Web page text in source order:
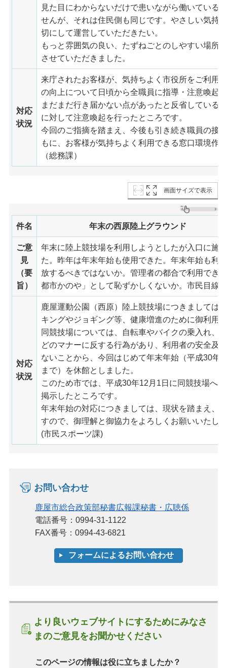
見た目にわからないだけで患いながら働いている
せんが、それは住民側も同じです。やさしい気持
切にして運営していただきたい。
もっと雰囲気の良い、たずねごとのしやすい場所
させていただきました。
対応
状況
来庁されたお客様が、気持ちよく市役所をご利用
の向上について日頃から全職員に指導・注意喚起
まだまだ行き届かない点があったと反省している
に対して注意喚起を行ったところです。
今回のご指摘を踏まえ、今後も引き続き職員の接
もに、お客様が気持ちよく利用できる窓口環境作
（総務課）
画面サイズで表示
件名 年末の西原陸上グラウンド
ご意
見
（要
旨）
年末に陸上競技場を利用しようとしたが入口に施
た。昨年は年末年始も使用できた。年末年始も利
放するべきではないか。管理者の都合で利用でき
都市かのや」として恥ずかしくないか。市民目線
対応
状況
鹿屋運動公園（西原）陸上競技場につきましては
キングやジョギング等、健康増進のために御利用
同競技場については、自転車やバイクの乗入れ、
どのマナーに反する行為があり、利用者の安全及
ないことから、今回はじめて年末年始（平成30年
まで）を休館としました。
このため市では、平成30年12月1日に同競技場へ
掲示したところです。
年末年始の対応につきましては、現状を踏まえ、
すので、御理解と御協力をよろしくお願いいたし
(市民スポーツ課)
お問い合わせ
鹿屋市総合政策部秘書広報課秘書・広聴係
電話番号：0994-31-1122
FAX番号：0994-43-6821
より良いウェブサイトにするためにみなさ
まのご意見をお聞かせください
このページの情報は役に立ちましたか？